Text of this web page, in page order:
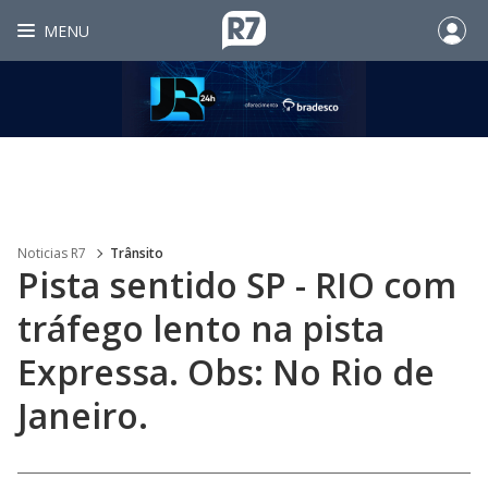
MENU
Noticias R7 Trânsito
Pista sentido SP - RIO com
tráfego lento na pista
Expressa. Obs: No Rio de
Janeiro.